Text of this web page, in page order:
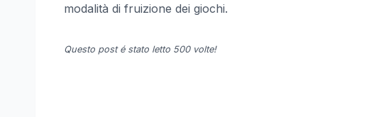
modalità di fruizione dei giochi.
Questo post é stato letto 500 volte!